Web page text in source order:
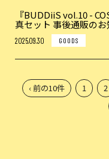
『BUDDiiS vol.10 -
真セット 事後通販のお
2025.09.30 GOODS
‹ 前の10件 1 2